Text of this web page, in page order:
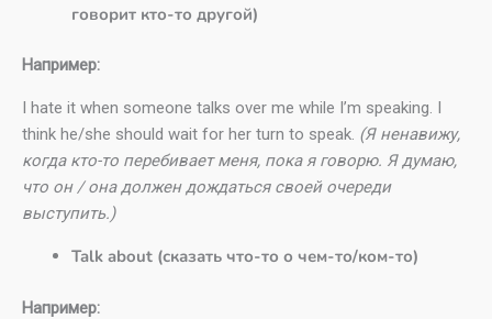
говорит кто-то другой)
Например:
I hate it when someone talks over me while I’m speaking. I
think he/she should wait for her turn to speak. (Я ненавижу,
когда кто-то перебивает меня, пока я говорю. Я думаю,
что он / она должен дождаться своей очереди
выступить.)
Talk about (сказать что-то о чем-то/ком-то)
Например: